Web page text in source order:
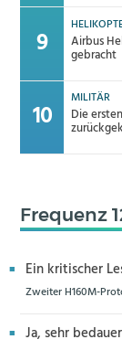
Airbus
gebracht
MILITÄR
Die
Frequenz
Ein kritischer
Zweiter H160M-
Ja, sehr